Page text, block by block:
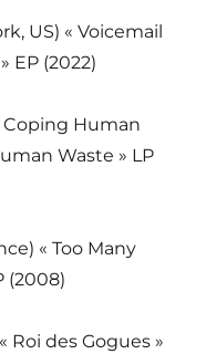
US) « Voicemail
EP (2022)
Coping Human
Waste » LP
« Too Many
(2008)
Roi des Gogues »